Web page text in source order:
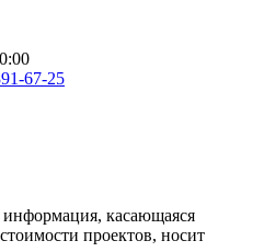
67-25
информация, касающаяся
проектов, носит